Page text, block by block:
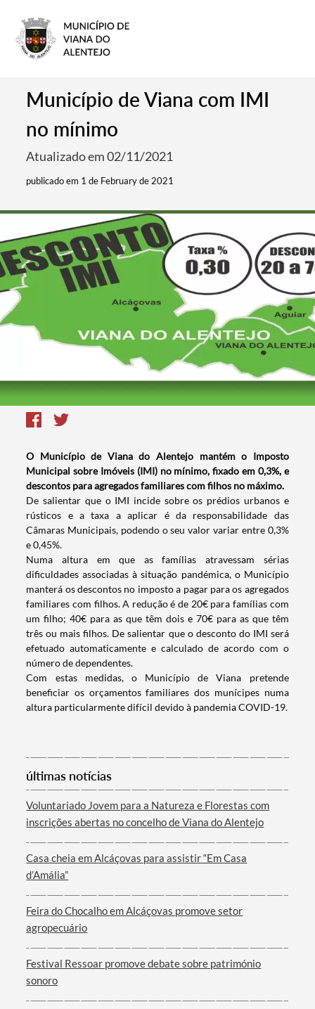
Termo de Pesquisa
Categorias gerais
Filtros
Município de Viana com IMI
no mínimo
Atualizado em 02/11/2021
publicado em 1 de February de 2021
O Município de Viana do Alentejo mantém o Imposto
Municipal sobre Imóveis (IMI) no mínimo, fixado em 0,3%, e
descontos para agregados familiares com filhos no máximo.
De salientar que o IMI incide sobre os prédios urbanos e
rústicos e a taxa a aplicar é da responsabilidade das
Câmaras Municipais, podendo o seu valor variar entre 0,3%
e 0,45%.
Numa altura em que as famílias atravessam sérias
dificuldades associadas à situação pandémica, o Município
manterá os descontos no imposto a pagar para os agregados
familiares com filhos. A redução é de 20€ para famílias com
um filho; 40€ para as que têm dois e 70€ para as que têm
três ou mais filhos. De salientar que o desconto do IMI será
efetuado automaticamente e calculado de acordo com o
número de dependentes.
Com estas medidas, o Município de Viana pretende
beneficiar os orçamentos familiares dos munícipes numa
altura particularmente difícil devido à pandemia COVID-19.
últimas notícias
Voluntariado Jovem para a Natureza e Florestas com
inscrições abertas no concelho de Viana do Alentejo
Casa cheia em Alcáçovas para assistir “Em Casa
d’Amália”
Feira do Chocalho em Alcáçovas promove setor
agropecuário
Festival Ressoar promove debate sobre património
sonoro